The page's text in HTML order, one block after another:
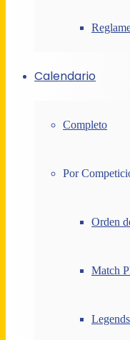
Calendario
Completo
Por
Orden
Match